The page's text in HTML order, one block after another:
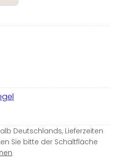
Deutschlands, Lieferzeiten
Sie bitte der Schaltfläche